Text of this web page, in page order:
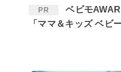
PR
ベビモAWARD1位！いま注目の〈赤ちゃん腸活〉に
「ママ＆キッズ ベビ